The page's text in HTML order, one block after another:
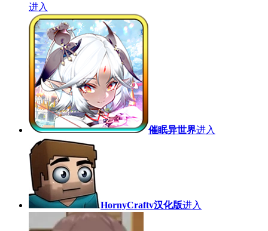
进入
催眠异世界进入
HornyCraftv汉化版进入